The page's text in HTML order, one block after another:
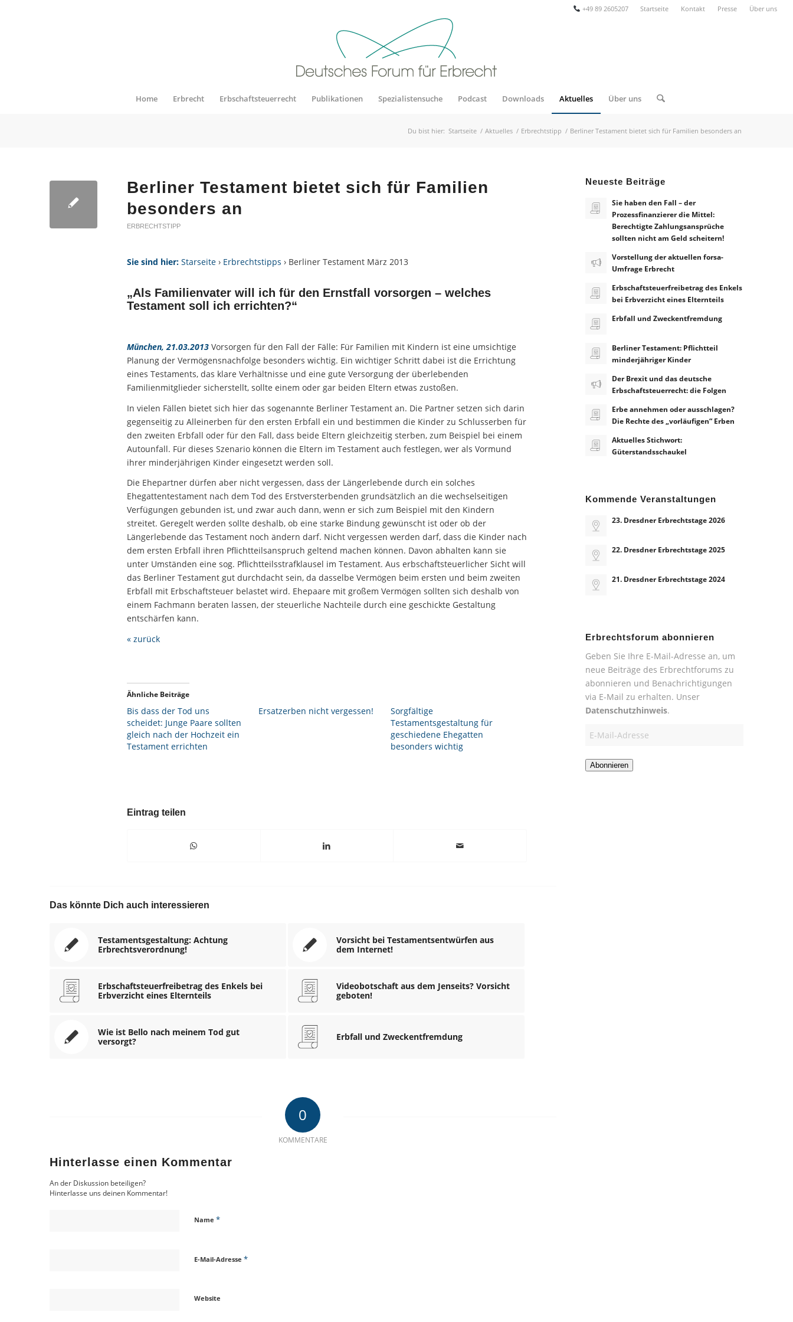
Startseite Kontakt Presse Über uns
+49 89 2605207
Home Erbrecht Erbschaftsteuerrecht Publikationen Spezialistensuche Podcast Downloads Aktuelles Über uns
Du bist hier: Startseite / Aktuelles / Erbrechtstipp / Berliner Testament bietet sich für Familien besonders an
Berliner Testament bietet sich für Familien
besonders an
ERBRECHTSTIPP
Sie sind hier: Starseite› Erbrechtstipps › Berliner Testament März 2013
„Als Familienvater will ich für den Ernstfall vorsorgen – welches
Testament soll ich errichten?“
München, 21.03.2013Vorsorgen für den Fall der Fälle: Für Familien mit Kindern ist eine umsichtige
Planung der Vermögensnachfolge besonders wichtig. Ein wichtiger Schritt dabei ist die Errichtung
eines Testaments, das klare Verhältnisse und eine gute Versorgung der überlebenden
Familienmitglieder sicherstellt, sollte einem oder gar beiden Eltern etwas zustoßen.
In vielen Fällen bietet sich hier das sogenannte Berliner Testament an. Die Partner setzen sich darin
gegenseitig zu Alleinerben für den ersten Erbfall ein und bestimmen die Kinder zu Schlusserben für
den zweiten Erbfall oder für den Fall, dass beide Eltern gleichzeitig sterben, zum Beispiel bei einem
Autounfall. Für dieses Szenario können die Eltern im Testament auch festlegen, wer als Vormund
ihrer minderjährigen Kinder eingesetzt werden soll.
Die Ehepartner dürfen aber nicht vergessen, dass der Längerlebende durch ein solches
Ehegattentestament nach dem Tod des Erstversterbenden grundsätzlich an die wechselseitigen
Verfügungen gebunden ist, und zwar auch dann, wenn er sich zum Beispiel mit den Kindern
streitet. Geregelt werden sollte deshalb, ob eine starke Bindung gewünscht ist oder ob der
Längerlebende das Testament noch ändern darf. Nicht vergessen werden darf, dass die Kinder nach
dem ersten Erbfall ihren Pflichtteilsanspruch geltend machen können. Davon abhalten kann sie
unter Umständen eine sog. Pflichtteilsstrafklausel im Testament. Aus erbschaftsteuerlicher Sicht will
das Berliner Testament gut durchdacht sein, da dasselbe Vermögen beim ersten und beim zweiten
Erbfall mit Erbschaftsteuer belastet wird. Ehepaare mit großem Vermögen sollten sich deshalb von
einem Fachmann beraten lassen, der steuerliche Nachteile durch eine geschickte Gestaltung
entschärfen kann.
« zurück
Ähnliche Beiträge
Bis dass der Tod uns
scheidet: Junge Paare sollten
gleich nach der Hochzeit ein
Testament errichten
Ersatzerben nicht vergessen!
Sorgfältige
Testamentsgestaltung für
geschiedene Ehegatten
besonders wichtig
Eintrag teilen
Das könnte Dich auch interessieren
Testamentsgestaltung: Achtung
Erbrechtsverordnung!
Vorsicht bei Testamentsentwürfen aus
dem Internet!
Erbschaftsteuerfreibetrag des Enkels bei
Erbverzicht eines Elternteils
Videobotschaft aus dem Jenseits? Vorsicht
geboten!
Wie ist Bello nach meinem Tod gut
versorgt?
Erbfall und Zweckentfremdung
0
KOMMENTARE
Hinterlasse einen Kommentar
An der Diskussion beteiligen?
Hinterlasse uns deinen Kommentar!
Name *
E-Mail-Adresse *
Website
Neueste Beiträge
Sie haben den Fall – der
Prozessfinanzierer die Mittel:
Berechtigte Zahlungsansprüche
sollten nicht am Geld scheitern!
Vorstellung der aktuellen forsa-
Umfrage Erbrecht
Erbschaftsteuerfreibetrag des Enkels
bei Erbverzicht eines Elternteils
Erbfall und Zweckentfremdung
Berliner Testament: Pflichtteil
minderjähriger Kinder
Der Brexit und das deutsche
Erbschaftsteuerrecht: die Folgen
Erbe annehmen oder ausschlagen?
Die Rechte des „vorläufigen“ Erben
Aktuelles Stichwort:
Güterstandsschaukel
Kommende Veranstaltungen
23. Dresdner Erbrechtstage 2026
22. Dresdner Erbrechtstage 2025
21. Dresdner Erbrechtstage 2024
Erbrechtsforum abonnieren
Geben Sie Ihre E-Mail-Adresse an, um
neue Beiträge des Erbrechtforums zu
abonnieren und Benachrichtigungen
via E-Mail zu erhalten. Unser
Datenschutzhinweis.
E-
Adresse
Abonnieren